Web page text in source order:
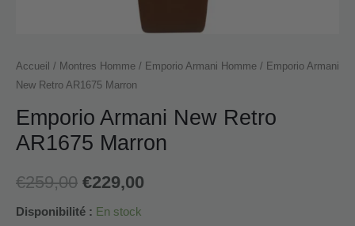
Accueil / Montres Homme / Emporio Armani Homme / Emporio Armani
New Retro AR1675 Marron
Emporio Armani New Retro
AR1675 Marron
€259,00 €229,00
Disponibilité : En stock